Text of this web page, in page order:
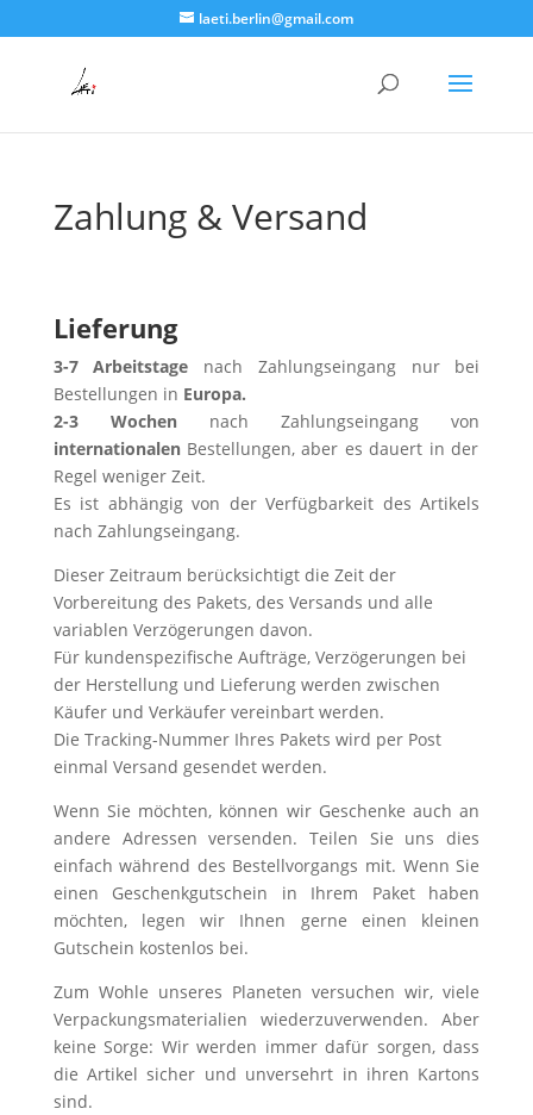
laeti.berlin@gmail.com
Zahlung & Versand
Lieferung
3-7 Arbeitstage nach Zahlungseingang nur bei
Bestellungen in Europa.
2-3 Wochen nach Zahlungseingang von
internationalen Bestellungen, aber es dauert in der
Regel weniger Zeit.
Es ist abhängig von der Verfügbarkeit des Artikels
nach Zahlungseingang.
Dieser Zeitraum berücksichtigt die Zeit der
Vorbereitung des Pakets, des Versands und alle
variablen Verzögerungen davon.
Für kundenspezifische Aufträge, Verzögerungen bei
der Herstellung und Lieferung werden zwischen
Käufer und Verkäufer vereinbart werden.
Die Tracking-Nummer Ihres Pakets wird per Post
einmal Versand gesendet werden.
Wenn Sie möchten, können wir Geschenke auch an
andere Adressen versenden. Teilen Sie uns dies
einfach während des Bestellvorgangs mit. Wenn Sie
einen Geschenkgutschein in Ihrem Paket haben
möchten, legen wir Ihnen gerne einen kleinen
Gutschein kostenlos bei.
Zum Wohle unseres Planeten versuchen wir, viele
Verpackungsmaterialien wiederzuverwenden. Aber
keine Sorge: Wir werden immer dafür sorgen, dass
die Artikel sicher und unversehrt in ihren Kartons
sind.